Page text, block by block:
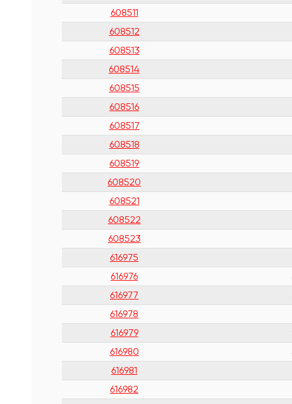
608511
608512
608513
608514
608515
608516
608517
608518
608519
608520
608521
608522
608523
616975
616976
616977
616978
616979
616980
616981
616982